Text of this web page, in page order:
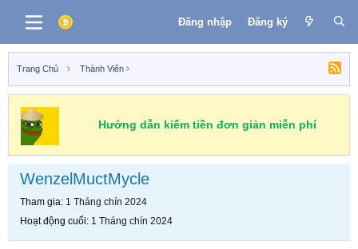
Đăng nhập Đăng ký
Trang Chủ Thành Viên
Hướng dẫn kiếm tiền đơn giản miễn phí
WenzelMuctMycle
Tham gia 1 Tháng chín 2024
Hoạt động cuối 1 Tháng chín 2024